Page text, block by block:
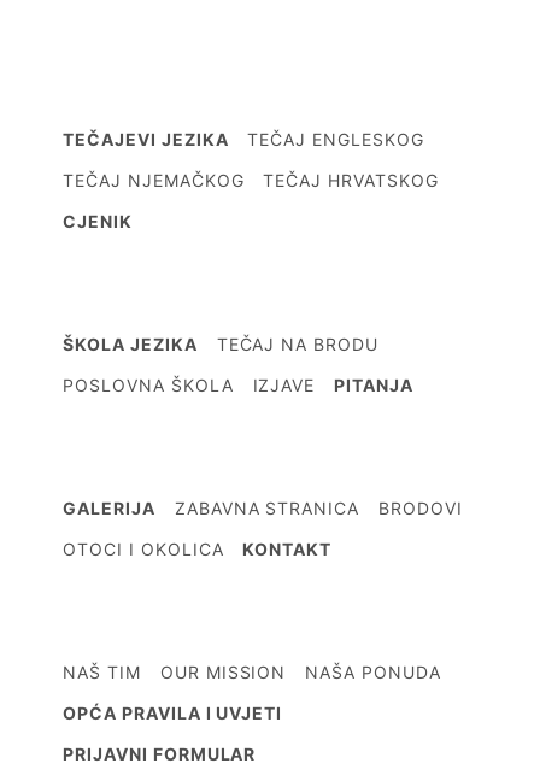
TEČAJEVI JEZIKA
TEČAJ ENGLESKOG
TEČAJ NJEMAČKOG
TEČAJ HRVATSKOG
CJENIK
ŠKOLA JEZIKA
TEČAJ NA BRODU
POSLOVNA ŠKOLA
IZJAVE PITANJA
GALERIJA ZABAVNA STRANICA
BRODOVI
OTOCI I OKOLICA
KONTAKT
NAŠ TIM OUR MISSION
NAŠA PONUDA
OPĆA PRAVILA I UVJETI
PRIJAVNI FORMULAR